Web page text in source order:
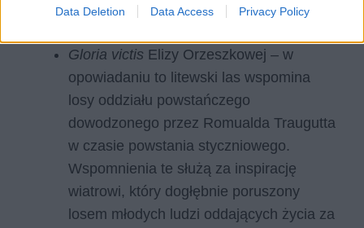
Data Deletion Data Access Privacy Policy
dopisania nie tylko swoją wyobraźnię
Gloria victis Elizy Orzeszkowej – w
opowiadaniu to litewski las wspomina
losy oddziału powstańczego
dowodzonego przez Romualda Traugutta
w czasie powstania styczniowego.
Wspomnienia te służą za inspirację
wiatrowi, który dogłębnie poruszony
losem młodych ludzi oddających życia za